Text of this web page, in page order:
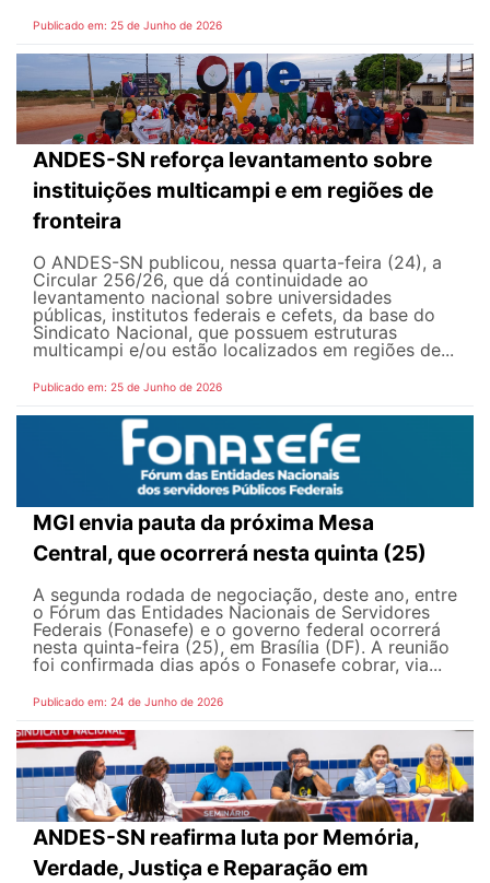
Publicado em: 25 de Junho de 2026
ANDES-SN reforça levantamento sobre
instituições multicampi e em regiões de
fronteira
O ANDES-SN publicou, nessa quarta-feira (24), a
Circular 256/26, que dá continuidade ao
levantamento nacional sobre universidades
públicas, institutos federais e cefets, da base do
Sindicato Nacional, que possuem estruturas
multicampi e/ou estão localizados em regiões de...
Publicado em: 25 de Junho de 2026
MGI envia pauta da próxima Mesa
Central, que ocorrerá nesta quinta (25)
A segunda rodada de negociação, deste ano, entre
o Fórum das Entidades Nacionais de Servidores
Federais (Fonasefe) e o governo federal ocorrerá
nesta quinta-feira (25), em Brasília (DF). A reunião
foi confirmada dias após o Fonasefe cobrar, via...
Publicado em: 24 de Junho de 2026
ANDES-SN reafirma luta por Memória,
Verdade, Justiça e Reparação em